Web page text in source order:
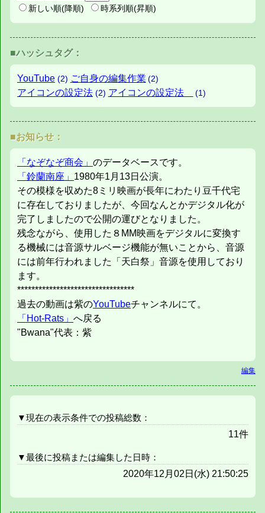
新しい順(降順) 時系列順(昇順)
■ハッシュタグ：
YouTube (2) ご自身の編集作業 (2)
アイコンの設定法 (2) アイコンの設定法 (1)
■お知らせ：
「なぞなぞ商会」 のデータベースです。
「鈴蘭南座」 1980年1月13日公演。
その模様を収めた8ミリ映画が長年にわたり豆千代宅
に存在しておりましたが、今回なんとかデジタル化が
完了しましたので公開の運びとなりました。
残念ながら、使用した８MM映画をデジタルに変換す
る機械には音源サルベージ機能が無いことから、音源
には前年行われました「天白祭」音源を使用しており
ます。
*********************************
過去の動画は紫のYouTubeチャンネルにて。
「Hot-Rats」 へ戻る
"Bwana"代表：紫
編集
▼現在の表示条件での投稿総数：
11件
▼最後に投稿または編集した日時：
2020年12月02日(水) 21:50:25